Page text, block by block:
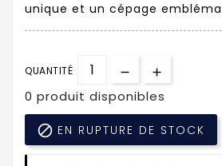
unique et un cépage
QUANTITÉ
0 produit disponibles
 EN RUPTURE DE STOCK